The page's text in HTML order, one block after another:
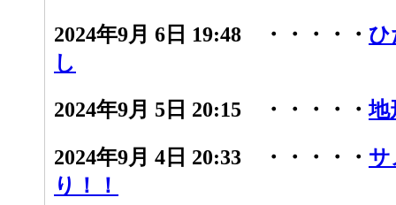
2024年9月 6日 19:48 ・・・・・ ひ
し
2024年9月 5日 20:15 ・・・・・地
2024年9月 4日 20:33 ・・・・・ サ
り！！